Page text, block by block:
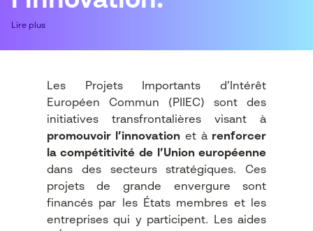
Lire plus
Les Projets Importants d’Intérêt
Européen Commun (PIIEC) sont des
initiatives transfrontalières visant à
promouvoir l’innovation et à renforcer
la compétitivité de l’Union européenne
dans des secteurs stratégiques. Ces
projets de grande envergure sont
financés par les États membres et les
entreprises qui y participent. Les aides